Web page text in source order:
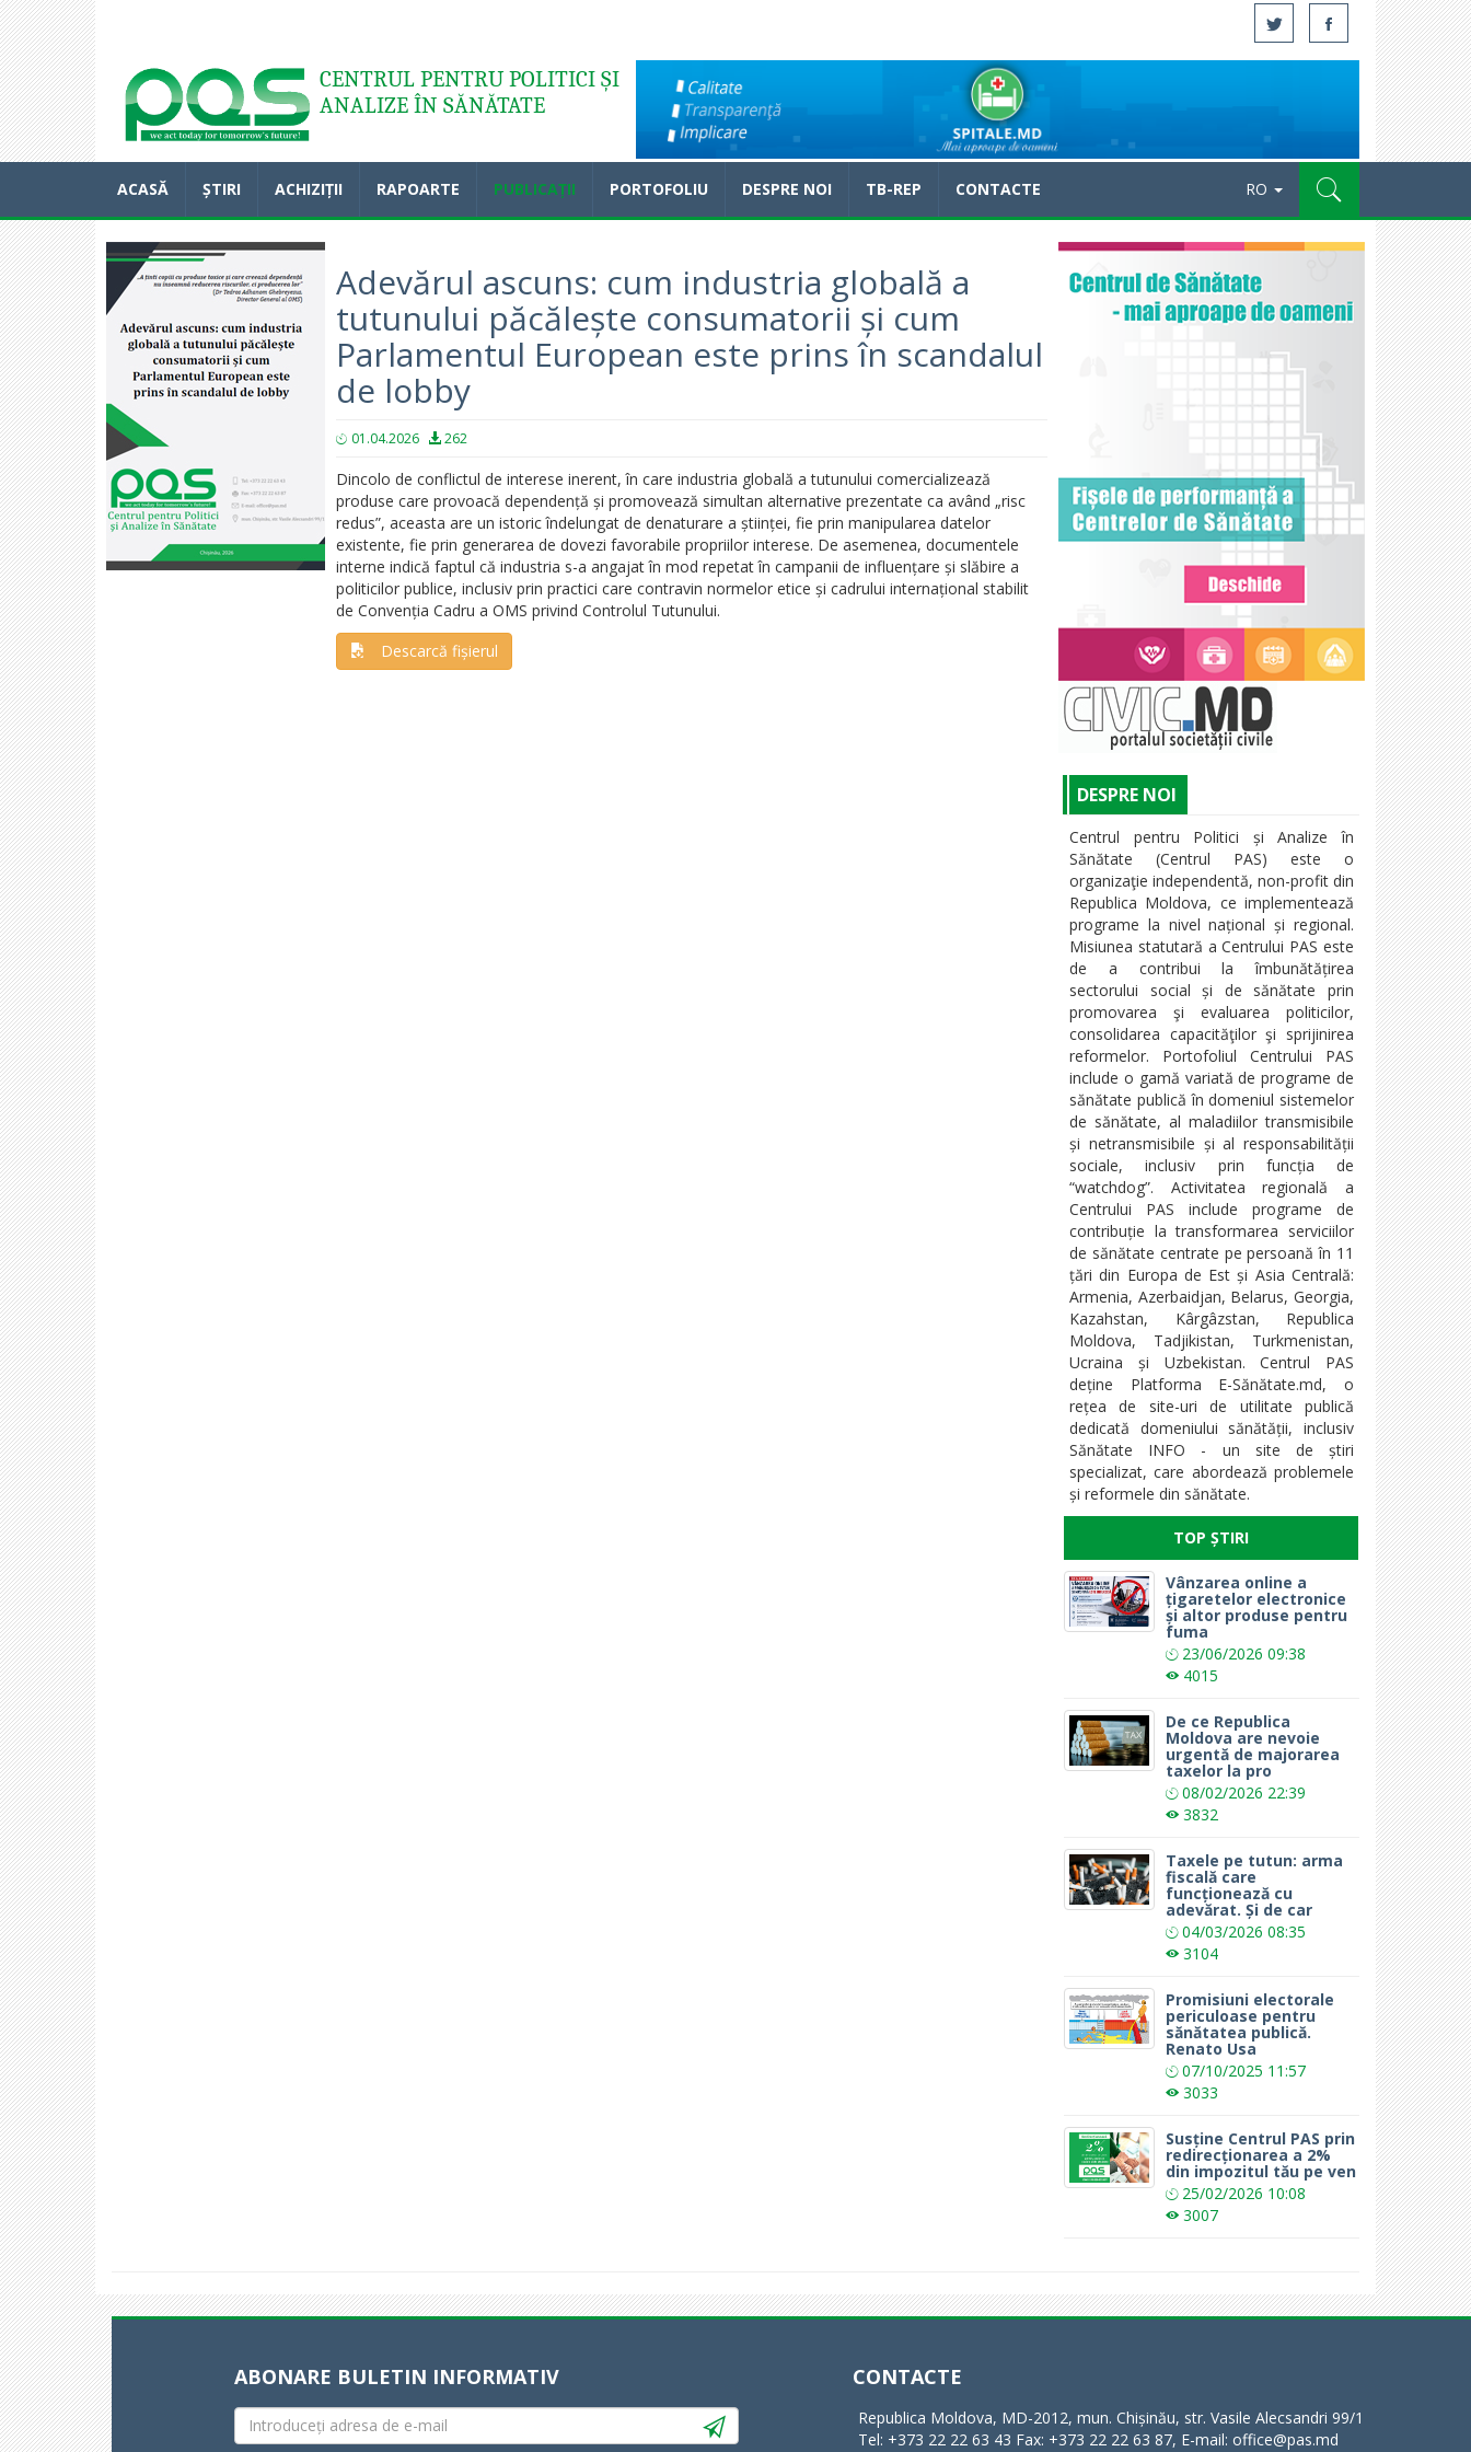
Acasă
CENTRUL PENTRU POLITICI ȘI
ANALIZE ÎN SĂNĂTATE
ACASĂ ȘTIRI ACHIZIȚII RAPOARTE PUBLICAȚII PORTOFOLIU DESPRE NOI TB-REP CONTACTE RO
Adevărul ascuns: cum industria globală a
tutunului păcălește consumatorii și cum
Parlamentul European este prins în scandalul
de lobby
01.04.2026 262
Dincolo de conflictul de interese inerent, în care industria globală a tutunului comercializează
produse care provoacă dependență și promovează simultan alternative prezentate ca având „risc
redus”, aceasta are un istoric îndelungat de denaturare a științei, fie prin manipularea datelor
existente, fie prin generarea de dovezi favorabile propriilor interese. De asemenea, documentele
interne indică faptul că industria s-a angajat în mod repetat în campanii de influențare și slăbire a
politicilor publice, inclusiv prin practici care contravin normelor etice și cadrului internațional stabilit
de Convenția Cadru a OMS privind Controlul Tutunului.
Descarcă fișierul
DESPRE NOI
Centrul pentru Politici și Analize în
Sănătate (Centrul PAS) este o
organizaţie independentă, non-profit din
Republica Moldova, ce implementează
programe la nivel național și regional.
Misiunea statutară a Centrului PAS este
de a contribui la îmbunătățirea
sectorului social și de sănătate prin
promovarea şi evaluarea politicilor,
consolidarea capacităţilor şi sprijinirea
reformelor. Portofoliul Centrului PAS
include o gamă variată de programe de
sănătate publică în domeniul sistemelor
de sănătate, al maladiilor transmisibile
și netransmisibile și al responsabilității
sociale, inclusiv prin funcția de
“watchdog”. Activitatea regională a
Centrului PAS include programe de
contribuție la transformarea serviciilor
de sănătate centrate pe persoană în 11
țări din Europa de Est și Asia Centrală:
Armenia, Azerbaidjan, Belarus, Georgia,
Kazahstan, Kârgâzstan, Republica
Moldova, Tadjikistan, Turkmenistan,
Ucraina și Uzbekistan. Centrul PAS
deține Platforma E-Sănătate.md, o
rețea de site-uri de utilitate publică
dedicată domeniului sănătății, inclusiv
Sănătate INFO - un site de știri
specializat, care abordează problemele
și reformele din sănătate.
TOP ȘTIRI
Vânzarea online a
țigaretelor electronice
și altor produse pentru
fuma
23/06/2026 09:38
4015
De ce Republica
Moldova are nevoie
urgentă de majorarea
taxelor la pro
08/02/2026 22:39
3832
Taxele pe tutun: arma
fiscală care
funcționează cu
adevărat. Și de car
04/03/2026 08:35
3104
Promisiuni electorale
periculoase pentru
sănătatea publică.
Renato Usa
07/10/2025 11:57
3033
Susține Centrul PAS prin
redirecționarea a 2%
din impozitul tău pe ven
25/02/2026 10:08
3007
ABONARE BULETIN INFORMATIV CONTACTE
Republica Moldova, MD-2012, mun. Chișinău, str. Vasile Alecsandri 99/1
Tel: +373 22 22 63 43 Fax: +373 22 22 63 87, E-mail: office@pas.md